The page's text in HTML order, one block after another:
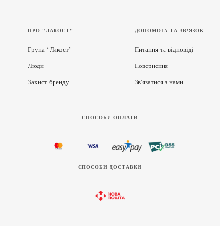
ПРО “ЛАКОСТ”
Група “Лакост”
Люди
Захист бренду
ДОПОМОГА ТА ЗВ'ЯЗОК
Питання та відповіді
Повернення
Зв’язатися з нами
СПОСОБИ ОПЛАТИ
СПОСОБИ ДОСТАВКИ